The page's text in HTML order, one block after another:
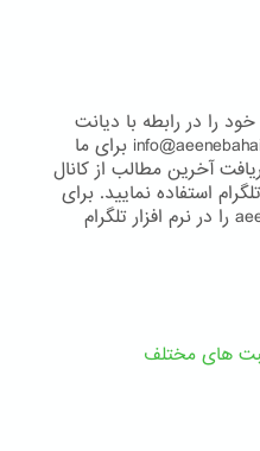
را در رابطه با دیانت
بهایی از طریق آدرس ایمیل info@aeenebahai.org برای ما
آخرین مطالب از کانال
استفاده نمایید. برای
جستجو شناسه کاربری aeenebahai1 را در نرم افزار تلگرام
های مختلف